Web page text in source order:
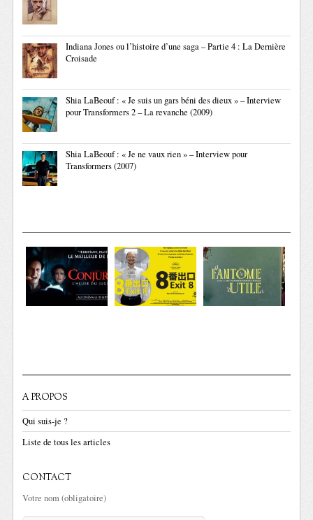
Indiana Jones ou l’histoire d’une saga – Partie 4 : La Dernière
Croisade
Shia LaBeouf : « Je suis un gars béni des dieux » – Interview
pour Transformers 2 – La revanche (2009)
Shia LaBeouf : « Je ne vaux rien » – Interview pour
Transformers (2007)
A PROPOS
Qui suis-je ?
Liste de tous les articles
CONTACT
Votre nom (obligatoire)